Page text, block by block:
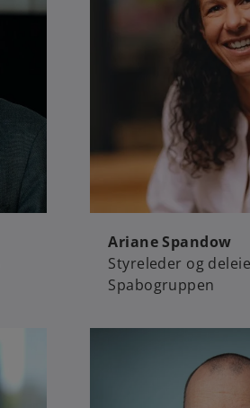
Ariane Spandow
Styreleder og
Spabogruppen